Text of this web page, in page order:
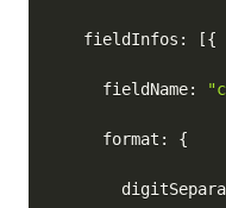
    fieldInfos
: [{
      fieldName
:
      format
: {